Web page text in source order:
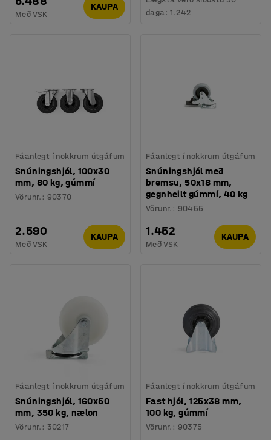
Með VSK
KAUPA
daga: 1.242
Fáanlegt í nokkrum útgáfum
Snúningshjól, 100x30
mm, 80 kg, gúmmí
Vörunr. : 90370
2.590
Með VSK
KAUPA
Fáanlegt í nokkrum útgáfum
Snúningshjól með
bremsu, 50x18 mm,
gegnheilt gúmmí, 40 kg
Vörunr. : 90455
1.452
Með VSK
KAUPA
Fáanlegt í nokkrum útgáfum
Snúningshjól, 160x50
mm, 350 kg, nælon
Vörunr. : 30217
Fáanlegt í nokkrum útgáfum
Fast hjól, 125x38 mm,
100 kg, gúmmí
Vörunr. : 90375